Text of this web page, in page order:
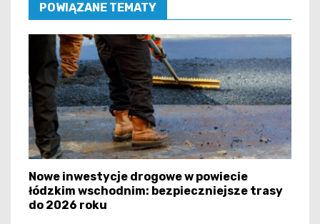
POWIĄZANE TEMATY
Nowe inwestycje drogowe w powiecie
łódzkim wschodnim: bezpieczniejsze trasy
do 2026 roku